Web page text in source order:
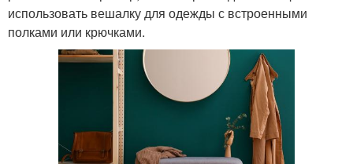
использовать вешалку для одежды с встроенными
полками или крючками.